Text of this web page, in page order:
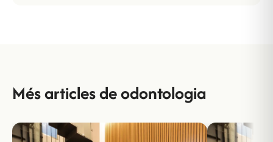
Més articles de odontologia